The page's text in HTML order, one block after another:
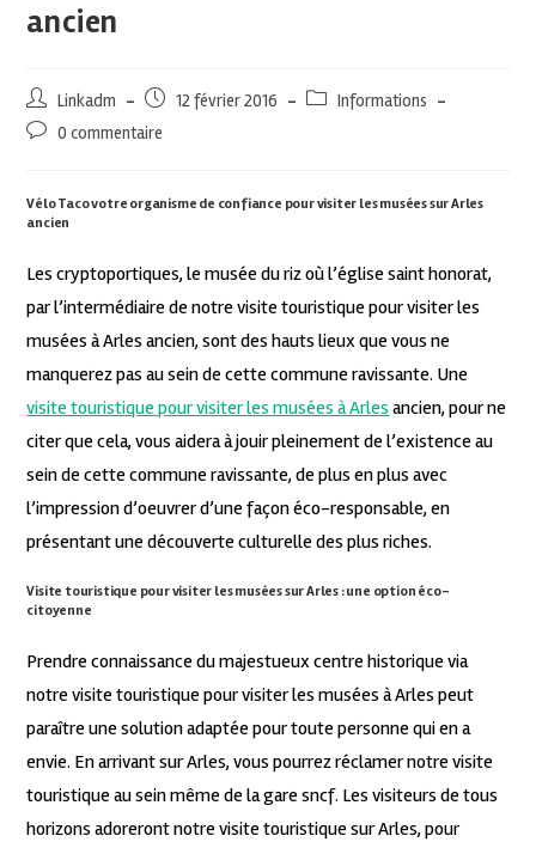
ancien
Linkadm 12 février 2016
Informations
0 commentaire
Vélo Taco votre organisme de confiance pour visiter les musées sur Arles
ancien
Les cryptoportiques, le musée du riz où l’église saint honorat,
par l’intermédiaire de notre visite touristique pour visiter les
musées à Arles ancien, sont des hauts lieux que vous ne
manquerez pas au sein de cette commune ravissante. Une
visite touristique pour visiter les musées à Arles ancien, pour ne
citer que cela, vous aidera à jouir pleinement de l’existence au
sein de cette commune ravissante, de plus en plus avec
l’impression d’oeuvrer d’une façon éco-responsable, en
présentant une découverte culturelle des plus riches.
Visite touristique pour visiter les musées sur Arles : une option éco-
citoyenne
Prendre connaissance du majestueux centre historique via
notre visite touristique pour visiter les musées à Arles peut
paraître une solution adaptée pour toute personne qui en a
envie. En arrivant sur Arles, vous pourrez réclamer notre visite
touristique au sein même de la gare sncf. Les visiteurs de tous
horizons adoreront notre visite touristique sur Arles, pour